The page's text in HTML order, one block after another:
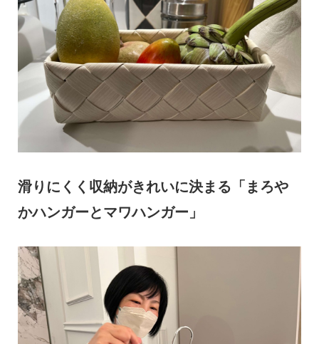
滑りにくく収納がきれいに決まる「まろや
かハンガーとマワハンガー」